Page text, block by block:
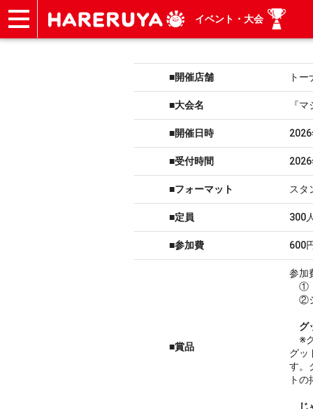
イベント・大会
■開催店舗 ト
■大会名 『
■開催日時
■受付時間
■フォーマット スタ
■定員 300
■参加費 600
■賞品
参加
①『
②シ
グ
※グ
グッ
す。
ト
じ